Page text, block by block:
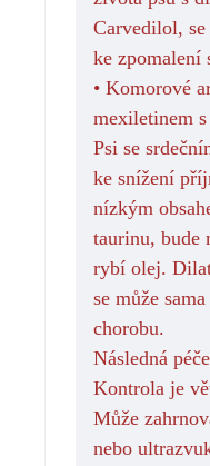
Carvedilol,
ke
• Komorové
mexiletinem
Psi se
ke snížení
nízkým
taurinu, bude
rybí olej.
se může
chorobu.
Následná
Kontrola je
Může
nebo